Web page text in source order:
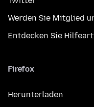
Werden Sie Mitglied
Entdecken Sie
Firefox
Herunterladen